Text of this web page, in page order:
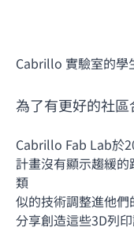
Cabrillo 實驗室的學
為了有更好的社區
Cabrillo Fab Lab於
計畫沒有顯示趨緩
類
似的技術調整進他
分享創造這些3D列